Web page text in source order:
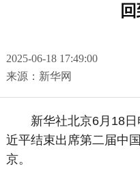
2025-06-18 17:49:00
来源：新华网
新华社北京6月18日
近平结束出席第二届中
京。